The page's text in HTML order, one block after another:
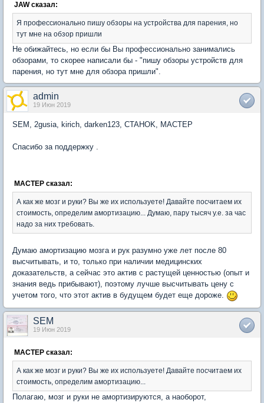
JAW сказал:
Я профессионально пишу обзоры на устройства для парения, но
тут мне на обзор пришли
Не обижайтесь, но если бы Вы профессионально занимались
обзорами, то скорее написали бы - "пишу обзоры устройств для
парения, но тут мне для обзора пришли".
admin
19 Июн 2019
SEM, 2gusia, kirich, darken123, CTAHOK, MACTEP
Спасибо за поддержку .
MACTEP сказал:
А как же мозг и руки? Вы же их используете! Давайте посчитаем их
стоимость, определим амортизацию... Думаю, пару тысяч у.е. за час
надо за них требовать.
Думаю амортизацию мозга и рук разумно уже лет после 80
высчитывать, и то, только при наличии медицинских
доказательств, а сейчас это актив с растущей ценностью (опыт и
знания ведь прибывают), поэтому лучше высчитывать цену с
учетом того, что этот актив в будущем будет еще дороже.
SEM
19 Июн 2019
MACTEP сказал:
А как же мозг и руки? Вы же их используете! Давайте посчитаем их
стоимость, определим амортизацию...
Полагаю, мозг и руки не амортизируются, а наоборот,